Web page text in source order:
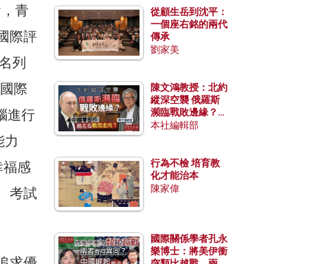
青
際評
列
際
進行
感
考試
從顧生岳到沈平：
一個座右銘的兩代
傳承
劉家美
陳文鴻教授：北約
縱深空襲 俄羅斯
瀕臨戰敗邊緣？中
國零部件能左右戰
本社編輯部
行為不檢 培育教
化才能治本
陳家偉
國際關係學者孔永
樂博士：將美伊衝